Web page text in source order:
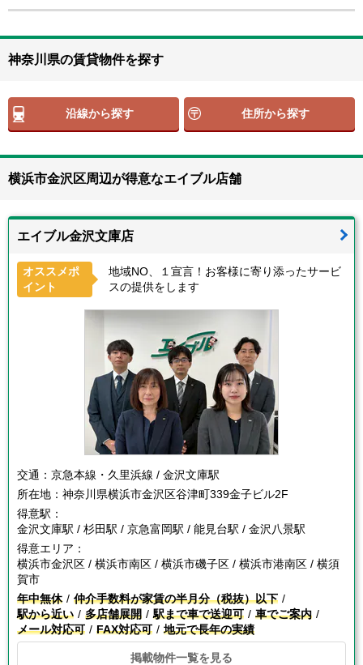
神奈川県の賃貸物件を探す
沿線から探す 住所から探す
横浜市金沢区周辺が得意なエイブル店舗
エイブル金沢文庫店
オススメポ
イント
地域NO、１宣言！お客様に寄り添ったサービ
スの提供をします
交通： 京急本線・久里浜線 / 金沢文庫駅
所在地： 神奈川県横浜市金沢区谷津町339金子ビル2F
得意駅：
金沢文庫駅 / 杉田駅 / 京急富岡駅 / 能見台駅 / 金沢八景駅
得意エリア：
横浜市金沢区 / 横浜市南区 / 横浜市磯子区 / 横浜市港南区 / 横須
賀市
年中無休
仲介手数料が家賃の半月分（税抜）以下
駅から近い
多店舗展開 駅まで車で送迎可
車でご案内
メール対応可
FAX対応可 地元で長年の実績
掲載物件一覧を見る